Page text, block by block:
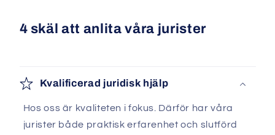
4 skäl att anlita våra jurister
Kvalificerad juridisk hjälp
Hos oss är kvaliteten i fokus. Därför har våra
jurister både praktisk erfarenhet och slutförd